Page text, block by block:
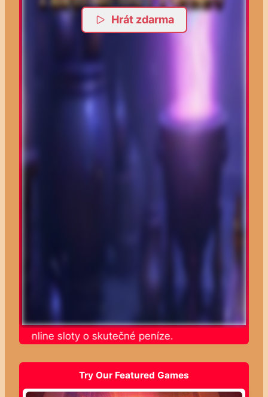
Hrát zdarma
online sloty o skutečné peníze.
Try Our Featured Games